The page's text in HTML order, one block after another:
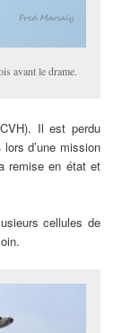
avant le drame.
Il est perdu
d’une mission
remise en état et
cellules de